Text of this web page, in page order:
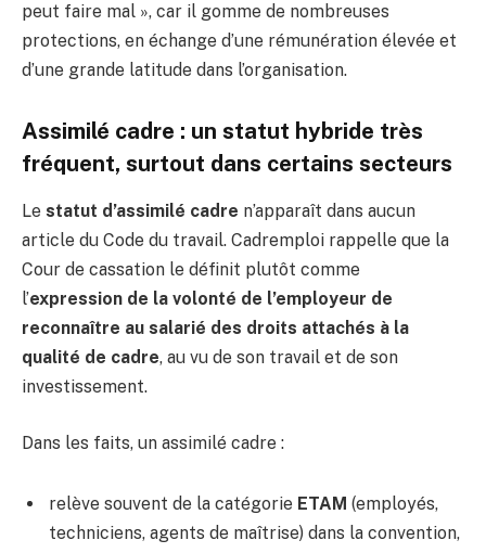
peut faire mal », car il gomme de nombreuses
protections, en échange d’une rémunération élevée et
d’une grande latitude dans l’organisation.
Assimilé cadre : un statut hybride très
fréquent, surtout dans certains secteurs
Le statut d’assimilé cadre n’apparaît dans aucun
article du Code du travail. Cadremploi rappelle que la
Cour de cassation le définit plutôt comme
l’expression de la volonté de l’employeur de
reconnaître au salarié des droits attachés à la
qualité de cadre, au vu de son travail et de son
investissement.
Dans les faits, un assimilé cadre :
relève souvent de la catégorie ETAM (employés,
techniciens, agents de maîtrise) dans la convention,